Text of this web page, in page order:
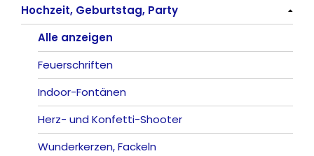
Frösche, Pfeiffer
Sonnen
Feuervögel
Römische Lichter
Bezaubernde Effekte
Bengalos
Rauchartikel
Alle anzeigen
Hochzeit, Geburtstag, Party
Alle anzeigen
Feuerschriften
Indoor-Fontänen
Herz- und Konfetti-Shooter
Wunderkerzen, Fackeln